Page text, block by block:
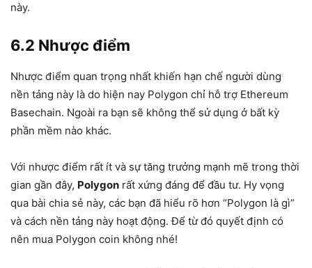
này.
6.2 Nhược điểm
Nhược điểm quan trọng nhất khiến hạn chế người dùng
nền tảng này là do hiện nay Polygon chỉ hỗ trợ Ethereum
Basechain. Ngoài ra bạn sẽ không thể sử dụng ở bất kỳ
phần mềm nào khác.
Với nhược điểm rất ít và sự tăng trưởng mạnh mẽ trong thời
gian gần đây, Polygon rất xứng đáng để đầu tư. Hy vọng
qua bài chia sẻ này, các bạn đã hiểu rõ hơn “Polygon là gì”
và cách nền tảng này hoạt động. Để từ đó quyết định có
nên mua Polygon coin không nhé!